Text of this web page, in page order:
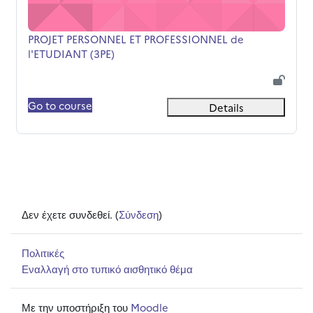
Όνομα μαθήματος
PROJET PERSONNEL ET PROFESSIONNEL de
l'ETUDIANT (3PE)
Go to course Details
Δεν έχετε συνδεθεί. (Σύνδεση)
Πολιτικές
Εναλλαγή στο τυπικό αισθητικό θέμα
Με την υποστήριξη του Moodle